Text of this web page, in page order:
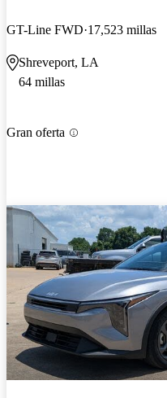
GT-Line FWD 17,523 millas
Shreveport, LA
64 millas
Gran oferta